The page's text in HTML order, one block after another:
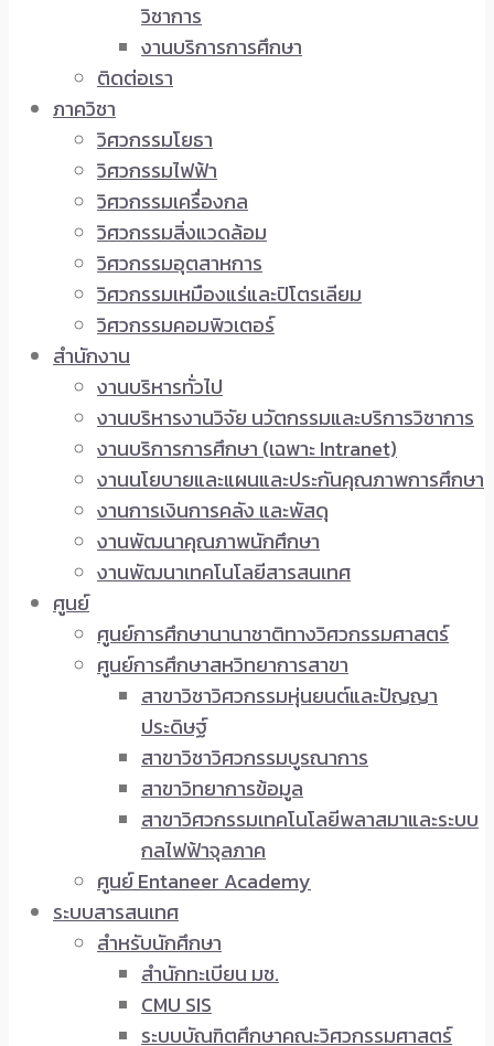
วิชาการ
งานบริการการศึกษา
ติดต่อเรา
ภาควิชา
วิศวกรรมโยธา
วิศวกรรมไฟฟ้า
วิศวกรรมเครื่องกล
วิศวกรรมสิ่งแวดล้อม
วิศวกรรมอุตสาหการ
วิศวกรรมเหมืองแร่และปิโตรเลียม
วิศวกรรมคอมพิวเตอร์
สำนักงาน
งานบริหารทั่วไป
งานบริหารงานวิจัย นวัตกรรมและบริการวิชาการ
งานบริการการศึกษา (เฉพาะ Intranet)
งานนโยบายและแผนและประกันคุณภาพการศึกษา
งานการเงินการคลัง และพัสดุ
งานพัฒนาคุณภาพนักศึกษา
งานพัฒนาเทคโนโลยีสารสนเทศ
ศูนย์
ศูนย์การศึกษานานาชาติทางวิศวกรรมศาสตร์
ศูนย์การศึกษาสหวิทยาการสาขา
สาขาวิชาวิศวกรรมหุ่นยนต์และปัญญา
ประดิษฐ์
สาขาวิชาวิศวกรรมบูรณาการ
สาขาวิทยาการข้อมูล
สาขาวิศวกรรมเทคโนโลยีพลาสมาและระบบ
กลไฟฟ้าจุลภาค
ศูนย์ Entaneer Academy
ระบบสารสนเทศ
สำหรับนักศึกษา
สำนักทะเบียน มช.
CMU SIS
ระบบบัณฑิตศึกษาคณะวิศวกรรมศาสตร์